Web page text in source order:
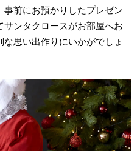
事前にお預かりしたプレゼン
サンタクロースがお部屋へお
思い出作りにいかがでしょ